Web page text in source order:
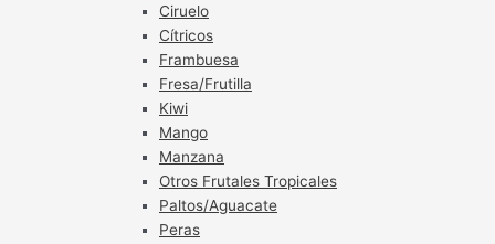
Ciruelo
Cítricos
Frambuesa
Fresa/Frutilla
Kiwi
Mango
Manzana
Otros Frutales Tropicales
Paltos/Aguacate
Peras